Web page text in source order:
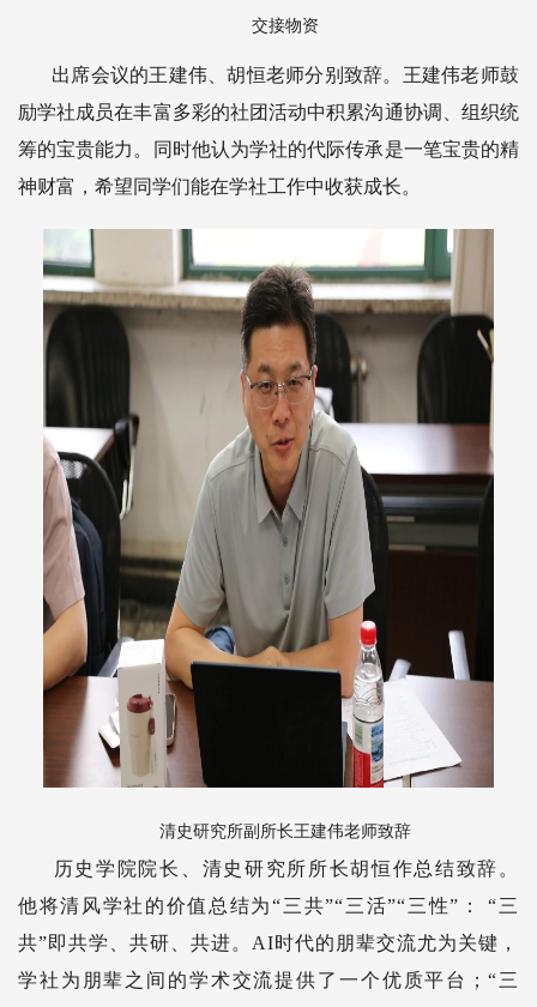
交接物资
出席会议的王建伟、胡恒老师分别致辞。王建伟老师鼓
励学社成员在丰富多彩的社团活动中积累沟通协调、组织统
筹的宝贵能力。同时他认为学社的代际传承是一笔宝贵的精
神财富，希望同学们能在学社工作中收获成长。
清史研究所副所长王建伟老师致辞
历史学院院长、清史研究所所长胡恒作总结致辞。
他将清风学社的价值总结为“三共”“三活”“三性”： “三
共”即共学、共研、共进。AI时代的朋辈交流尤为关键，
学社为朋辈之间的学术交流提供了一个优质平台；“三